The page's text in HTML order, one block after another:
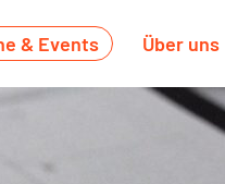
& Events Über uns